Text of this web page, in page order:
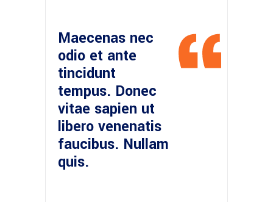
Maecenas nec
odio et ante
tincidunt
tempus. Donec
vitae sapien ut
libero venenatis
faucibus. Nullam
quis.